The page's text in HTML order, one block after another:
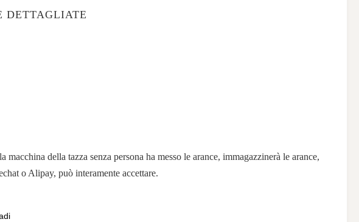
DETTAGLIATE
della tazza senza persona ha messo le arance, immagazzinerà le arance,
o Alipay, può interamente accettare.